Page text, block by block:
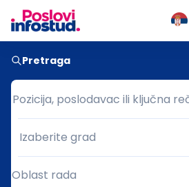
Pretraga
Pozicija, poslodavac ili ključna reč
Pozicija, poslodavac ili ključna
Grad
Izaberite grad
Oblast rada